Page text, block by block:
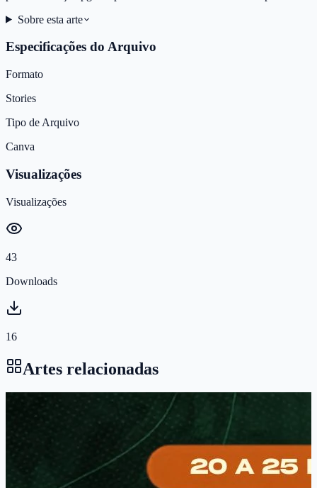
Sobre esta arte
Especificações do Arquivo
Formato
Stories
Tipo de Arquivo
Canva
Visualizações
Visualizações
43
Downloads
16
Artes relacionadas